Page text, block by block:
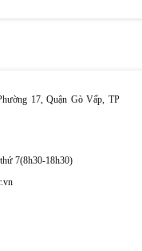
17, Quận Gò Vấp, TP
7(8h30-18h30)